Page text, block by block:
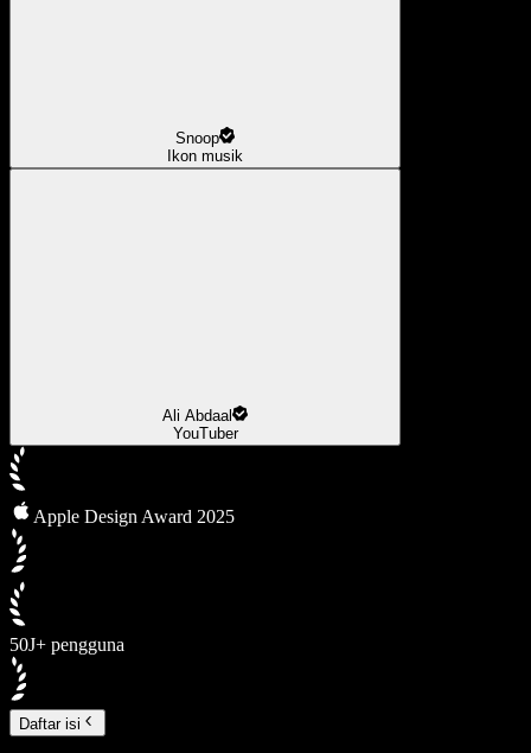
Snoop
Ikon musik
Ali Abdaal
YouTuber
Apple Design Award 2025
50J+ pengguna
Daftar isi